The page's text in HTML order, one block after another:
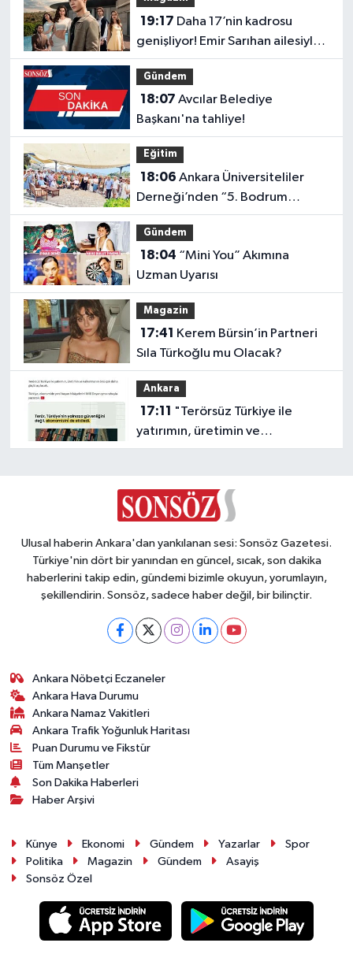
19:17
genişliyor! Emir Sarıhan ailesiyle
geliyor
Gündem
18:07
Başkanı'na tahliye!
Eğitim
18:06
Derneği’nden “5. Bodrum
Kahvaltılı Buluşması”
Gündem
18:04
Uzman Uyarısı
Magazin
17:41
Sıla Türkoğlu mu Olacak?
Ankara
17:11
yatırımın, üretimin ve
kalkınmanın önü açılacak"
Ulusal haberin Ankara'dan yankılanan sesi: Sonsöz Gazetesi.
Türkiye'nin dört bir yanından en güncel, sıcak, son dakika
haberlerini takip edin, gündemi bizimle okuyun, yorumlayın,
şekillendirin. Sonsöz, sadece haber değil, bir bilinçtir.
Ankara Nöbetçi Eczaneler
Ankara Hava Durumu
Ankara Namaz Vakitleri
Ankara Trafik Yoğunluk Haritası
Puan Durumu ve Fikstür
Tüm Manşetler
Son Dakika Haberleri
Haber Arşivi
Künye Ekonomi Gündem Yazarlar
Spor
Politika
Magazin Gündem
Asayiş
Sonsöz Özel